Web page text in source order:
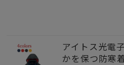
アイトス光電
かを保つ防寒